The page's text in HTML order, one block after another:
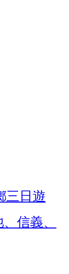
三日遊
信義、